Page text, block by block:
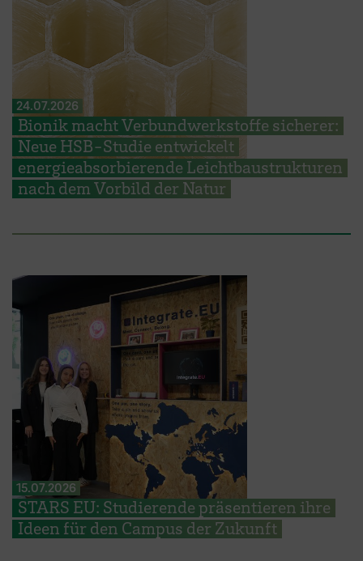
24.07.2026
Bionik macht Verbundwerkstoffe sicherer:
Neue HSB-Studie entwickelt
energieabsorbierende Leichtbaustrukturen
nach dem Vorbild der Natur
15.07.2026
STARS EU: Studierende präsentieren ihre
Ideen für den Campus der Zukunft